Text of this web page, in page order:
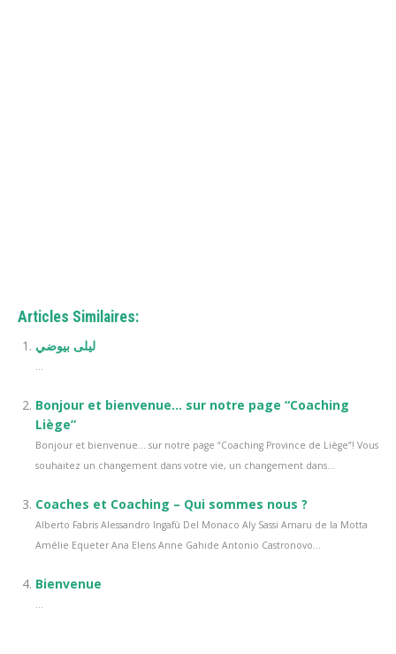
Articles Similaires:
ليلى بيوضي
...
Bonjour et bienvenue… sur notre page “Coaching
Liège”
Bonjour et bienvenue… sur notre page “Coaching Province de Liège”! Vous
souhaitez un changement dans votre vie, un changement dans...
Coaches et Coaching – Qui sommes nous ?
Alberto Fabris Alessandro Ingafù Del Monaco Aly Sassi Amaru de la Motta
Amélie Equeter Ana Elens Anne Gahide Antonio Castronovo...
Bienvenue
...